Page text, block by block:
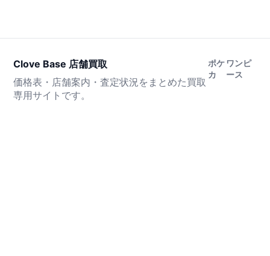
Clove Base 店舗買取
価格表・店舗案内・査定状況をまとめた買取
専用サイトです。
ポケ
カ
ワンピ
ース